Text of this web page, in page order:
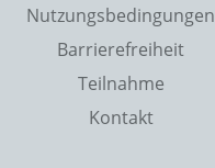
Nutzungsbedingungen
Barrierefreiheit
Teilnahme
Kontakt